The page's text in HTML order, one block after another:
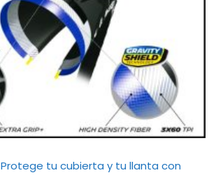
Protege tu cubierta y tu llanta con